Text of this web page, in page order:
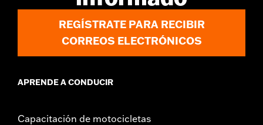
REGÍSTRATE PARA RECIBIR
CORREOS ELECTRÓNICOS
APRENDE A CONDUCIR
Capacitación de motocicletas